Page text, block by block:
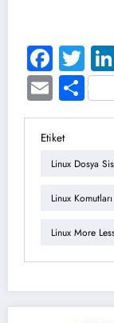
Email
Etiket
Linux Dosya
Linux Komutları
Linux More